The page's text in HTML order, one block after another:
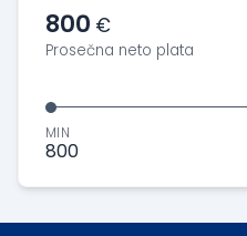
800 €
Prosečna neto plata
MIN
800